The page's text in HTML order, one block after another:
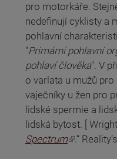
pro motorkáře.
nedefinují cyklisty a
pohlavní
"Primární pohlavní
pohlaví člověka". V
o varlata u mužů
vaječníky u žen pro
lidské spermie a
lidská bytost. [
Spectrum
(odkaz je externí).“